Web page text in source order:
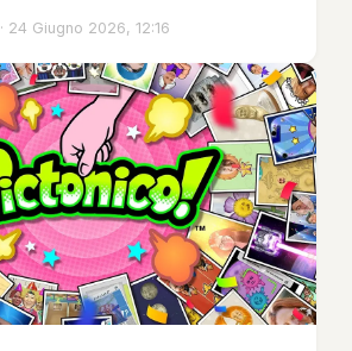
· 24 Giugno 2026, 12:16